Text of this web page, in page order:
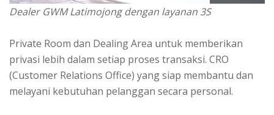
Dealer GWM Latimojong dengan layanan 3S
Private Room dan Dealing Area untuk memberikan
privasi lebih dalam setiap proses transaksi. CRO
(Customer Relations Office) yang siap membantu dan
melayani kebutuhan pelanggan secara personal.